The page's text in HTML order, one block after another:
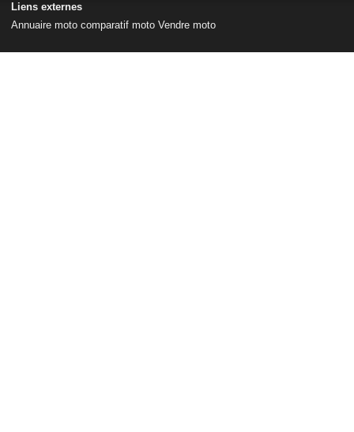
Liens externes
Annuaire moto comparatif moto Vendre moto